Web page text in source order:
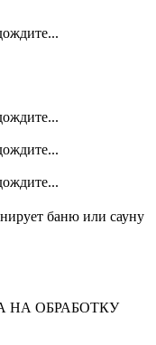
баню или сауну
НА ОБРАБОТКУ